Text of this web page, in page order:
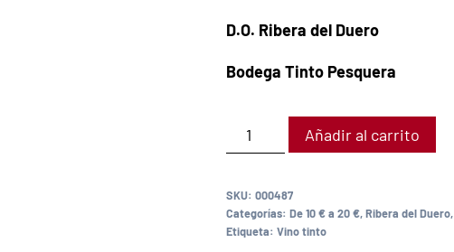
D.O. Ribera del Duero
Bodega Tinto Pesquera
Añadir al carrito
SKU: 000487
Categorías: De 10 € a 20 €,Ribera del Duero,
Etiqueta: Vino tinto